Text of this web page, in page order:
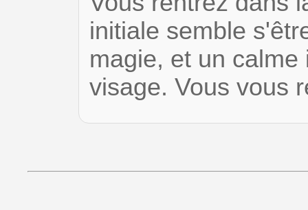
initiale semble
magie, et un
visage. Vous vous